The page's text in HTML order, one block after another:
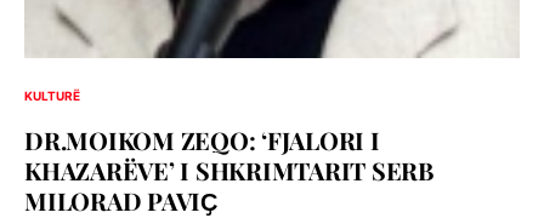
KULTURË
DR.MOIKOM ZEQO: ‘FJALORI I
KHAZARËVE’ I SHKRIMTARIT SERB
MILORAD PAVIҪ